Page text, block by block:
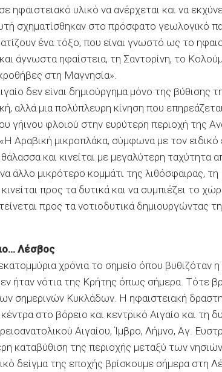
ηφαιστειακό υλικό να ανέρχεται και να
σχηµατίσθηκαν στο πρόσφατο γεωλογικό
ένα τόξο, που είναι γνωστό ως το
άγνωστα ηφαίστεια, τη Σαντορίνη, το
στη Μαγνησία».
δεν είναι δηµιούργηµα µόνο της βύθισης
αλλά µια πολύπλευρη κίνηση που
γήινου φλοιού στην ευρύτερη περιοχή της
Αραβική µικροπλάκα, σύµφωνα µε τον
και κινείται µε µεγαλύτερη ταχύτητα
άλλο µικρότερο κοµµάτι της λιθόσφαιρας, τη
κινείται προς τα δυτικά και να συµπιέζει το
προς τα νοτιοδυτικά δηµιουργώντας
Λέσβος
χρόνια το σηµείο όπου βυθιζόταν
ήταν νότια της Κρήτης όπως σήµερα. Τότε
σηµερινών Κυκλάδων. Η ηφαιστειακή
στο βόρειο και κεντρικό Αιγαίο και τη
Αιγαίου, Ίµβρο, Λήµνο, Αγ.
καταβύθιση της περιοχής µεταξύ των
δείγµα της εποχής βρίσκουµε σήµερα στη